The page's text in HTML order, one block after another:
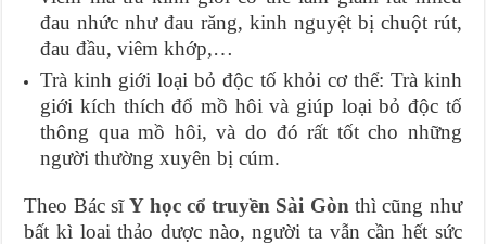
đau nhức như đau răng, kinh nguyệt bị chuột rút,
đau đầu, viêm khớp,…
Trà kinh giới loại bỏ độc tố khỏi cơ thể: Trà kinh
giới kích thích đổ mồ hôi và giúp loại bỏ độc tố
thông qua mồ hôi, và do đó rất tốt cho những
người thường xuyên bị cúm.
Theo Bác sĩY học cổ truyền Sài Gòn thì cũng như
bất kì loai thảo dược nào, người ta vẫn cần hết sức